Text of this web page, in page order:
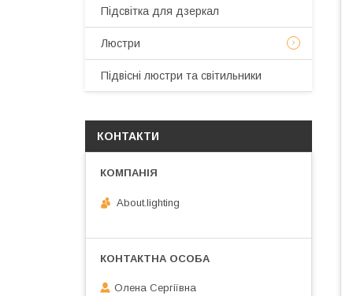
Підсвітка для дзеркал
Люстри
Підвісні люстри та світильники
КОНТАКТИ
About.lighting
Олена Сергіївна